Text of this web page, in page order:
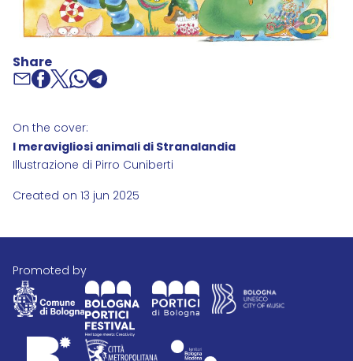
Share
On the cover:
I meravigliosi animali di Stranalandia
Illustrazione di Pirro Cuniberti
Created on 13 jun 2025
promoted by